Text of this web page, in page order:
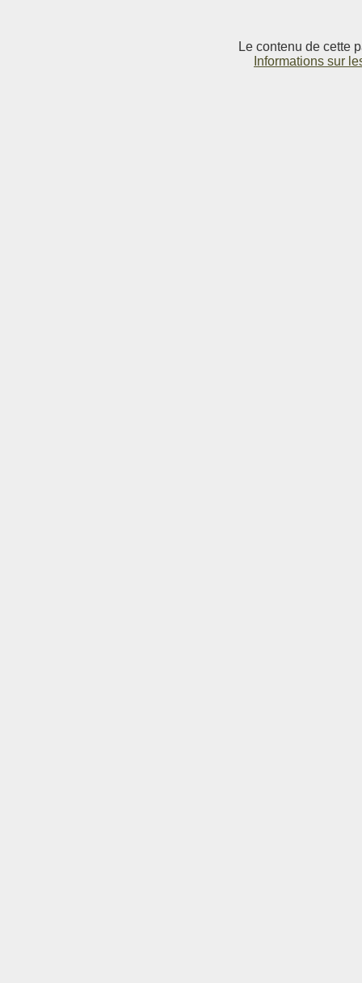
Le contenu de cette
Informations sur